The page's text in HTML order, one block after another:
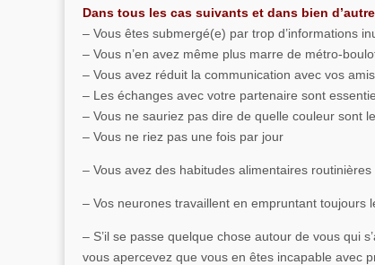
Dans tous les cas suivants et dans bien
– Vous êtes submergé(e) par trop d’informations
– Vous n’en avez même plus marre de métro-
– Vous avez réduit la communication avec vos
– Les échanges avec votre partenaire sont
– Vous ne sauriez pas dire de quelle couleur sont
– Vous ne riez pas une fois par jour
– Vous avez des habitudes alimentaires
– Vos neurones travaillent en empruntant toujours
– S’il se passe quelque chose autour de vous qui
vous apercevez que vous en êtes incapable avec